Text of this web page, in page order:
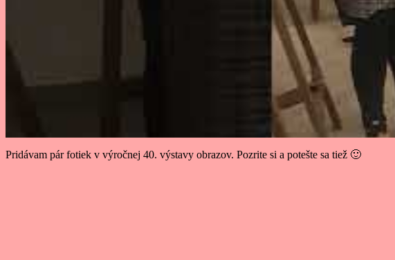
Pridávam pár fotiek v výročnej 40. výstavy obrazov. Pozrite si a potešte sa tiež 🙂